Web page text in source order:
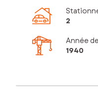
2
Année
1940